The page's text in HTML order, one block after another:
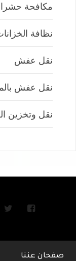
مكافحة
نظافة
نقل عفش
نقل عفش
نقل وتخزين
صفحان عننا